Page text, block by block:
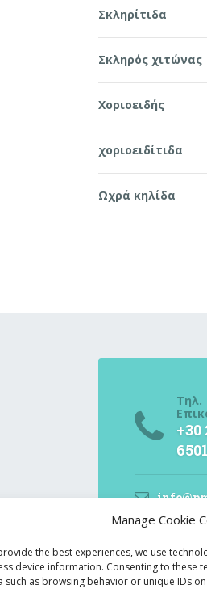
Manage Cookie
the best experiences, we use
device information. Consenting to these
such as browsing behavior or unique IDs
Σκληρίτιδα
Σκληρός χιτώνας
Χοριοειδής
χοριοειδίτιδα
Ωχρά κηλίδα
Τηλ.
+30
6501
Βασ.
(Έναντι